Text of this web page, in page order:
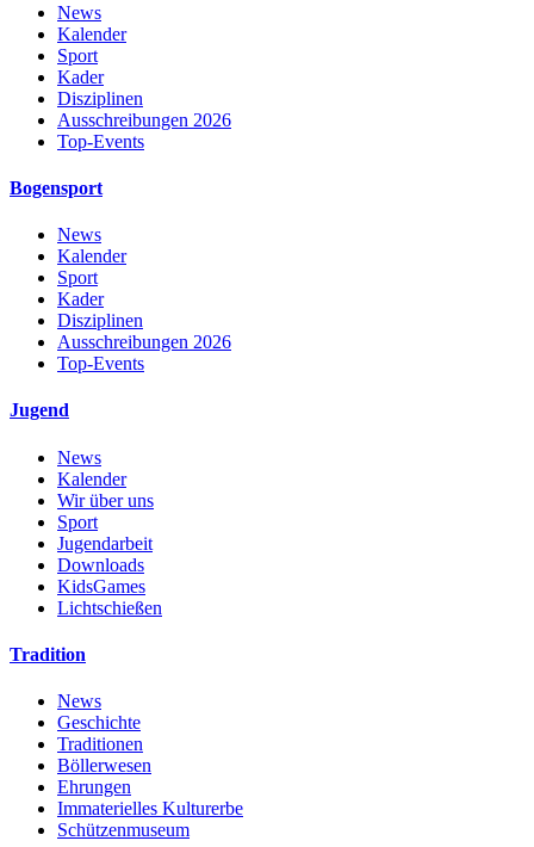
News
Kalender
Sport
Kader
Disziplinen
Ausschreibungen 2026
Top-Events
Bogensport
News
Kalender
Sport
Kader
Disziplinen
Ausschreibungen 2026
Top-Events
Jugend
News
Kalender
Wir über uns
Sport
Jugendarbeit
Downloads
KidsGames
Lichtschießen
Tradition
News
Geschichte
Traditionen
Böllerwesen
Ehrungen
Immaterielles Kulturerbe
Schützenmuseum